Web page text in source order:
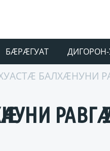
БÆРÆГУАТ ДИГОРОН-
БАЛХӔНУНИ